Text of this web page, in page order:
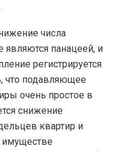
числа
являются панацеей, и
регистрируется
что подавляющее
очень простое в
снижение
квартир и
имуществе